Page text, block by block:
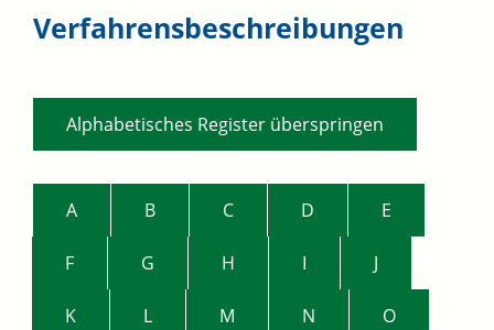
Verfahrensbeschreibungen
Alphabetisches Register überspringen
A B C D E
F G H I J
K L M N O